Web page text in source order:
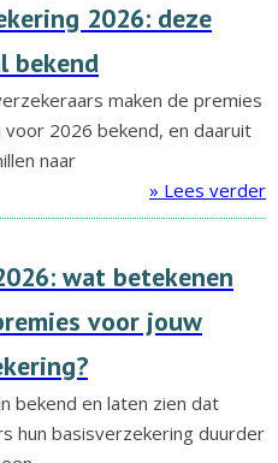
2026: deze
bekend
maken de premies
2026 bekend, en daaruit
naar
» Lees verder
wat betekenen
voor jouw
bekend en laten zien dat
hun basisverzekering duurder